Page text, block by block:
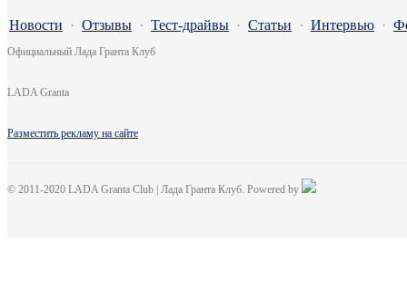
Новости · Отзывы · Тест-драйвы · Статьи · Интервью ·
Официальный Лада Гранта Клуб
LADA Granta
Разместить рекламу на сайте
© 2011-2020 LADA Granta Club | Лада Гранта Клуб. Powered by